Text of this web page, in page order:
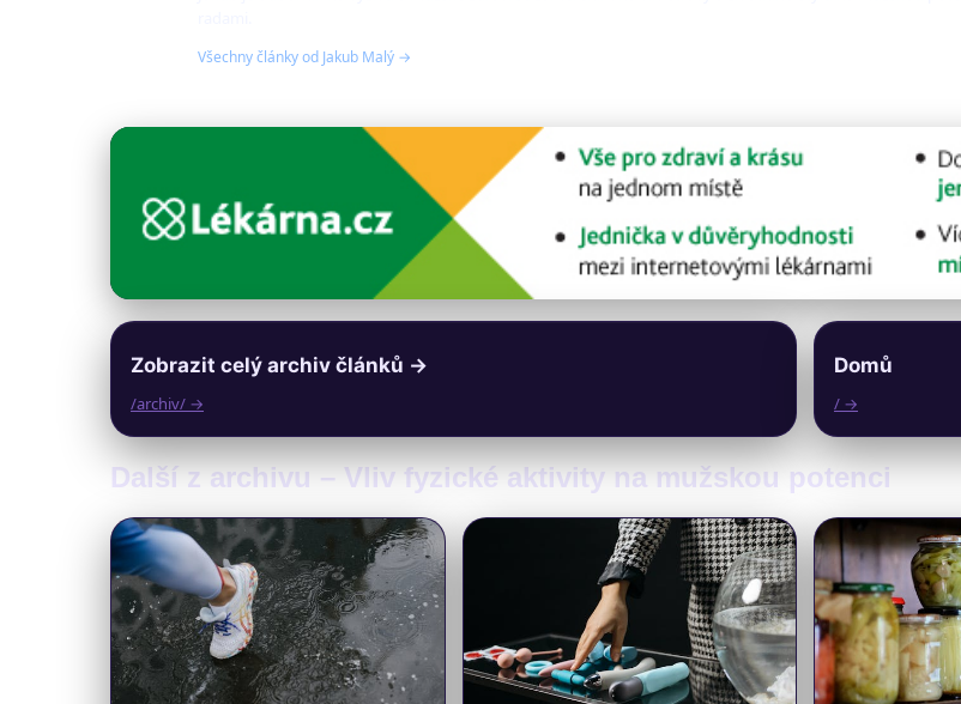
Všechny články od Jakub Malý →
Zobrazit celý archiv článků →
/archiv/ →
Domů
/ →
Další z archivu – Vliv fyzické aktivity na mužskou potenci